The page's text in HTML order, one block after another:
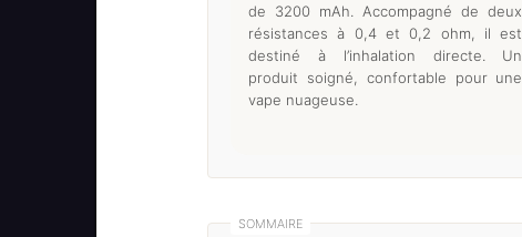
de 3200 mAh. Accompagné de deux
résistances à 0,4 et 0,2 ohm, il est
destiné à l’inhalation directe. Un
produit soigné, confortable pour une
vape nuageuse.